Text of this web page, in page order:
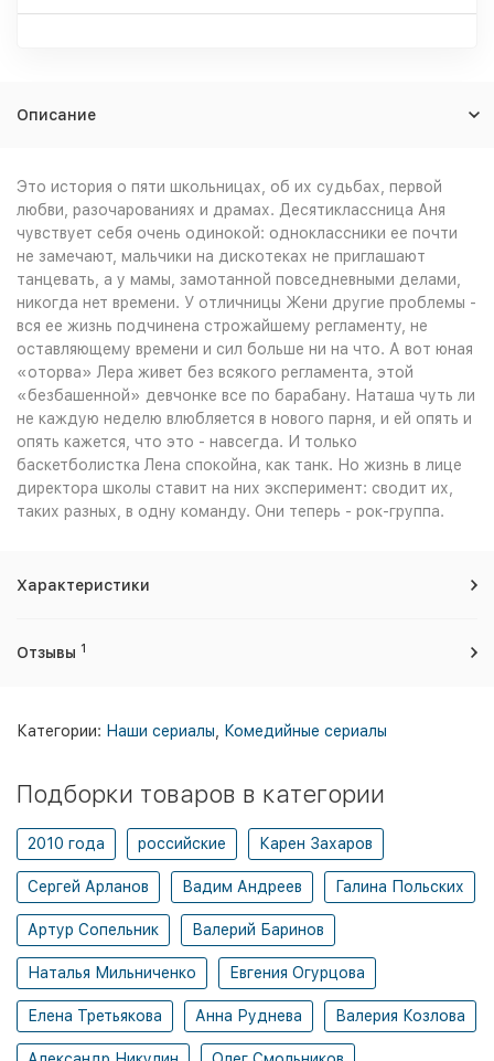
Описание
Это история о пяти школьницах, об их судьбах, первой
любви, разочарованиях и драмах. Десятиклассница Аня
чувствует себя очень одинокой: одноклассники ее почти
не замечают, мальчики на дискотеках не приглашают
танцевать, а у мамы, замотанной повседневными делами,
никогда нет времени. У отличницы Жени другие проблемы -
вся ее жизнь подчинена строжайшему регламенту, не
оставляющему времени и сил больше ни на что. А вот юная
«оторва» Лера живет без всякого регламента, этой
«безбашенной» девчонке все по барабану. Наташа чуть ли
не каждую неделю влюбляется в нового парня, и ей опять и
опять кажется, что это - навсегда. И только
баскетболистка Лена спокойна, как танк. Но жизнь в лице
директора школы ставит на них эксперимент: сводит их,
таких разных, в одну команду. Они теперь - рок-группа.
Характеристики
Отзывы 1
Категории: Наши сериалы Комедийные сериалы
Подборки товаров в категории
2010 года российские Карен Захаров
Сергей Арланов Вадим Андреев Галина Польских
Артур Сопельник Валерий Баринов
Наталья Мильниченко Евгения Огурцова
Елена Третьякова Анна Руднева Валерия Козлова